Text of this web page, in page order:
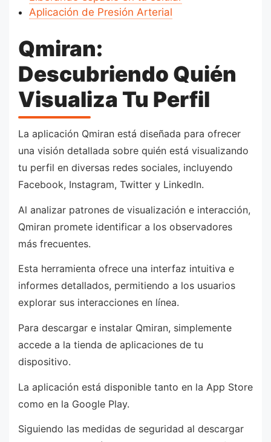
Aplicación de Presión Arterial
Qmiran:
Descubriendo Quién
Visualiza Tu Perfil
La aplicación Qmiran está diseñada para ofrecer
una visión detallada sobre quién está visualizando
tu perfil en diversas redes sociales, incluyendo
Facebook, Instagram, Twitter y LinkedIn.
Al analizar patrones de visualización e interacción,
Qmiran promete identificar a los observadores
más frecuentes.
Esta herramienta ofrece una interfaz intuitiva e
informes detallados, permitiendo a los usuarios
explorar sus interacciones en línea.
Para descargar e instalar Qmiran, simplemente
accede a la tienda de aplicaciones de tu
dispositivo.
La aplicación está disponible tanto en la App Store
como en la Google Play.
Siguiendo las medidas de seguridad al descargar